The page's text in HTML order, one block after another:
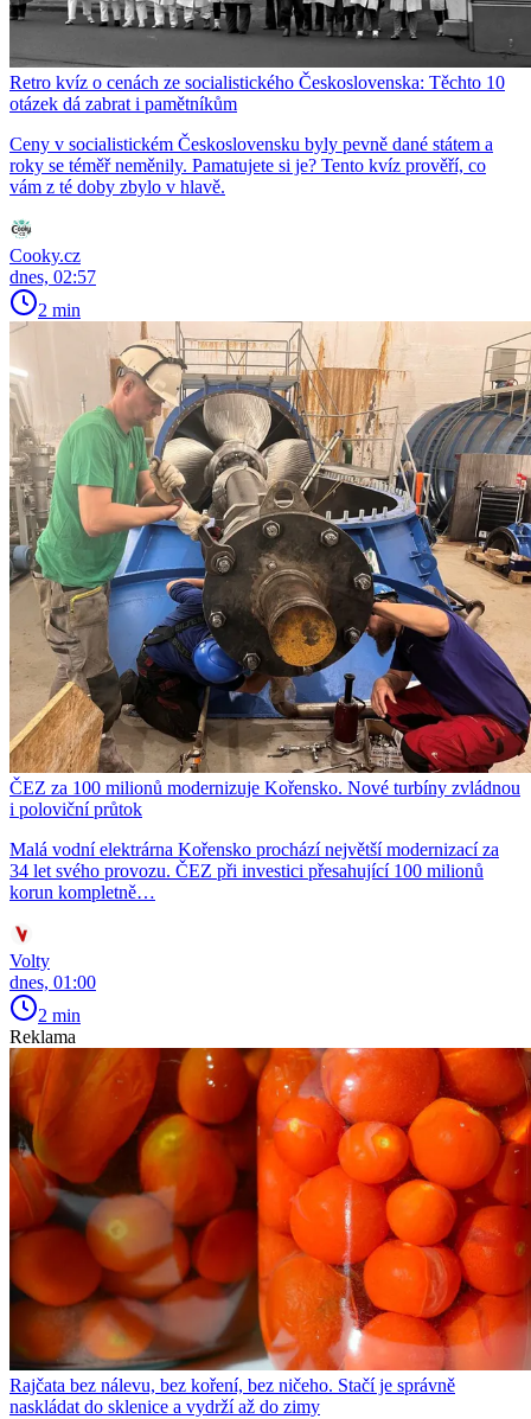
Retro kvíz o cenách ze socialistického Československa: Těchto 10
otázek dá zabrat i pamětníkům
Ceny v socialistickém Československu byly pevně dané státem a
roky se téměř neměnily. Pamatujete si je? Tento kvíz prověří, co
vám z té doby zbylo v hlavě.
Cooky.cz
dnes, 02:57
2 min
ČEZ za 100 milionů modernizuje Kořensko. Nové turbíny zvládnou
i poloviční průtok
Malá vodní elektrárna Kořensko prochází největší modernizací za
34 let svého provozu. ČEZ při investici přesahující 100 milionů
korun kompletně…
Volty
dnes, 01:00
2 min
Reklama
Rajčata bez nálevu, bez koření, bez ničeho. Stačí je správně
naskládat do sklenice a vydrží až do zimy